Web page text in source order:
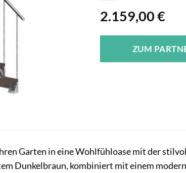
2.159,00€
ZUM
Garten in eine Wohlfühloase mit der
Dunkelbraun, kombiniert mit einem